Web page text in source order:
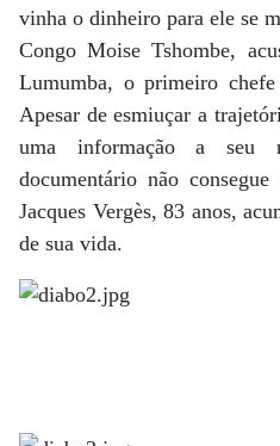
vinha o dinheiro para ele se
Congo Moise Tshombe,
Lumumba, o primeiro
Apesar de esmiuçar a
uma informação a seu
documentário não
Jacques Vergès, 83 anos,
de sua vida.